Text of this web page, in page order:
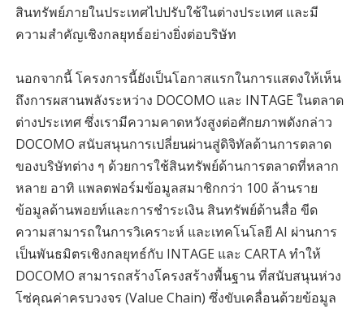
สินทรัพย์ภายในประเทศไปปรับใช้ในต่างประเทศ และมี
ความสำคัญเชิงกลยุทธ์อย่างยิ่งต่อบริษัท
นอกจากนี้ โครงการนี้ยังเป็นโอกาสแรกในการแสดงให้เห็น
ถึงการผสานพลังระหว่าง DOCOMO และ INTAGE ในตลาด
ต่างประเทศ ซึ่งเรามีความคาดหวังสูงต่อศักยภาพดังกล่าว
DOCOMO สนับสนุนการเปลี่ยนผ่านสู่ดิจิทัลด้านการตลาด
ของบริษัทต่าง ๆ ด้วยการใช้สินทรัพย์ด้านการตลาดที่หลาก
หลาย อาทิ แพลตฟอร์มข้อมูลสมาชิกกว่า 100 ล้านราย
ข้อมูลด้านพอยท์และการชำระเงิน สินทรัพย์ด้านสื่อ ขีด
ความสามารถในการวิเคราะห์ และเทคโนโลยี AI ผ่านการ
เป็นพันธมิตรเชิงกลยุทธ์กับ INTAGE และ CARTA ทำให้
DOCOMO สามารถสร้างโครงสร้างพื้นฐาน ที่สนับสนุนห่วง
โซ่คุณค่าครบวงจร (Value Chain) ซึ่งขับเคลื่อนด้วยข้อมูล